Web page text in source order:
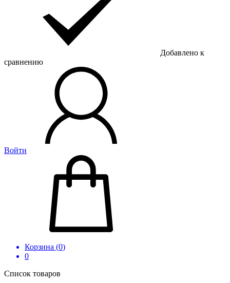
Добавлено к
сравнению
Войти
Корзина (0)
0
Список товаров